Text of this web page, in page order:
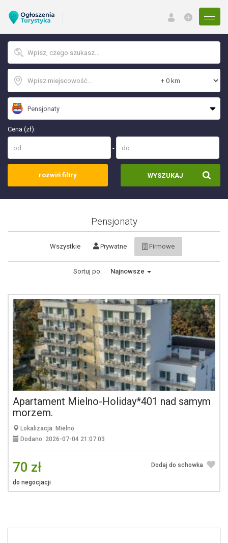
Menu
Cena (zł):
-
rozwiń filtry WYSZUKAJ
Pensjonaty
Wszystkie Prywatne Firmowe
Sortuj po: Najnowsze
Apartament Mielno-Holiday*401 nad samym
morzem.
Lokalizacja: Mielno
Dodano: 2026-07-04 21:07:03
70 zł
do negocjacji
Dodaj do schowka